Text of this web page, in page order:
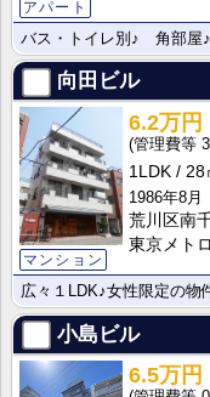
アパート
バス・トイレ別♪ 角部屋♪
向田ビル
マンション
6.2万円
1LDK
28
1986年8月
荒川区南
東京メト
広々１LDK♪女性限定の物
小島ビル
6.5万円